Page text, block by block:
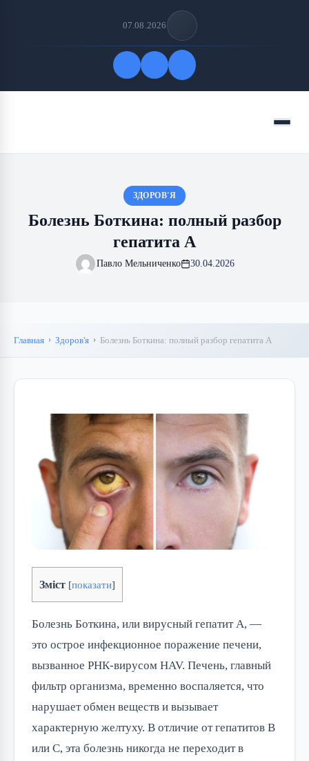
07.08.2026
Меню
ЗДОРОВ'Я
Болезнь Боткина: полный разбор
гепатита А
Павло Мельниченко 30.04.2026
Главная Здоров'я Болезнь Боткина: полный разбор гепатита А
Зміст [показати]
Болезнь Боткина, или вирусный гепатит А, —
это острое инфекционное поражение печени,
вызванное РНК-вирусом HAV. Печень, главный
фильтр организма, временно воспаляется, что
нарушает обмен веществ и вызывает
характерную желтуху. В отличие от гепатитов B
или C, эта болезнь никогда не переходит в